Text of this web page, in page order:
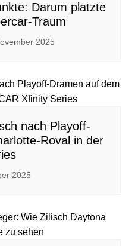
Darum platzte
Traum
2025
nach Playoff-
Roval in der
2025